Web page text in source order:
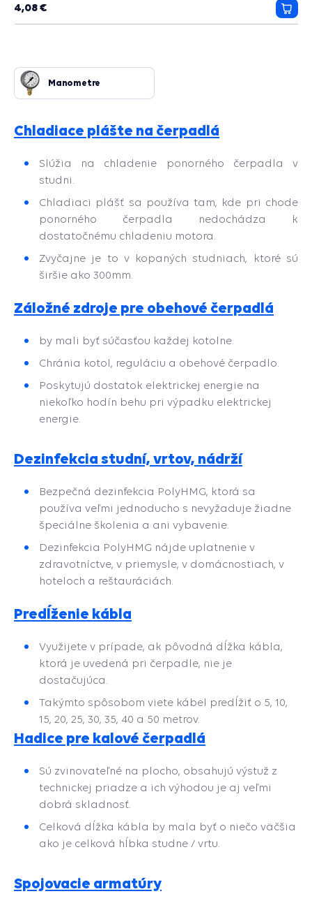
4,08 €
do
Manometre
Chladiace plášte na čerpadlá
Slúžia na chladenie ponorného čerpadla v
studni.
Chladiaci plášť sa používa tam, kde pri chode
ponorného čerpadla nedochádza k
dostatočnému chladeniu motora.
Zvyčajne je to v kopaných studniach, ktoré sú
širšie ako 300mm.
Záložné zdroje pre obehové čerpadlá
by mali byť súčasťou každej kotolne.
Chránia kotol, reguláciu a obehové čerpadlo.
Poskytujú dostatok elektrickej energie na
niekoľko hodín behu pri výpadku elektrickej
energie.
Dezinfekcia studní, vrtov, nádrží
Bezpečná dezinfekcia PolyHMG, ktorá sa
používa veľmi jednoducho s nevyžaduje žiadne
špeciálne školenia a ani vybavenie.
Dezinfekcia PolyHMG nájde uplatnenie v
zdravotníctve, v priemysle, v domácnostiach, v
hoteloch a reštauráciách.
Predĺženie kábla
Využijete v prípade, ak pôvodná dĺžka kábla,
ktorá je uvedená pri čerpadle, nie je
dostačujúca.
Takýmto spôsobom viete kábel predĺžiť o 5, 10,
15, 20, 25, 30, 35, 40 a 50 metrov.
Hadice pre kalové čerpadlá
Sú zvinovateľné na plocho, obsahujú výstuž z
technickej priadze a ich výhodou je aj veľmi
dobrá skladnosť.
Celková dĺžka kábla by mala byť o niečo väčšia
ako je celková hĺbka studne / vrtu.
Spojovacie armatúry